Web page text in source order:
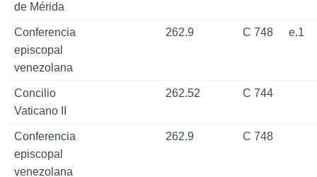
de Mérida
Conferencia
episcopal
venezolana
262.9 C 748 e.1
Concilio
Vaticano II
262.52 C 744
Conferencia
episcopal
venezolana
262.9 C 748